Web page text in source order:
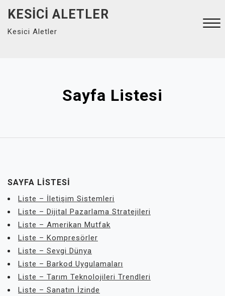
content
KESICI ALETLER
Kesici Aletler
Sayfa Listesi
SAYFA LISTESI
Liste – İletişim Sistemleri
Liste – Dijital Pazarlama Stratejileri
Liste – Amerikan Mutfak
Liste – Kompresörler
Liste – Sevgi Dünya
Liste – Barkod Uygulamaları
Liste – Tarım Teknolojileri Trendleri
Liste – Sanatın İzinde